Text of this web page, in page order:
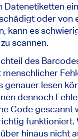
Datenetiketten
oder von
kann es
scannen.
des
genauer lesen
dennoch
Code gescannt
funktioniert.
hinaus nicht